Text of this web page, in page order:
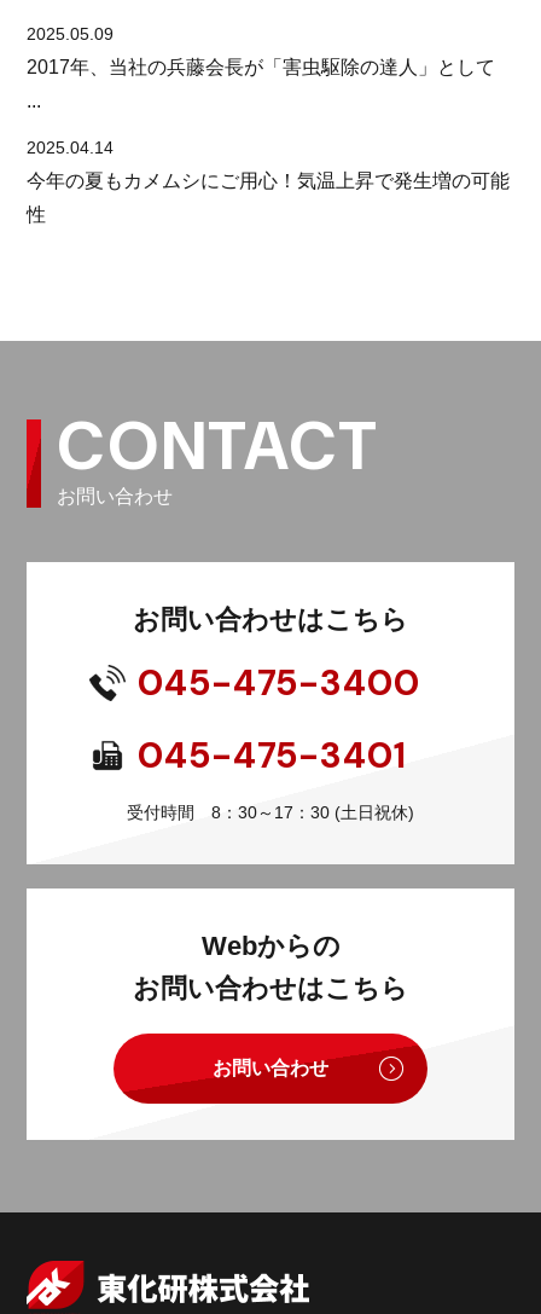
2025.05.09
2017年、当社の兵藤会長が「害虫駆除の達人」として
...
2025.04.14
今年の夏もカメムシにご用心！気温上昇で発生増の可能
性
CONTACT
お問い合わせ
お問い合わせはこちら
045-475-3400
045-475-3401
受付時間 8：30～17：30 (土日祝休)
Webからの
お問い合わせはこちら
お問い合わせ